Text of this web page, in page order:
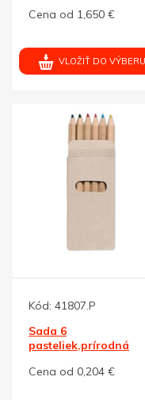
Cena od 1,650 €
VLOŽIŤ DO VÝBERU
Kód: 41807.P
Sada 6
pasteliek,prírodná
Cena od 0,204 €